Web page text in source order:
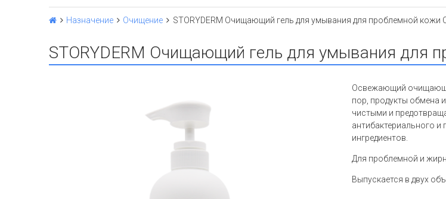
Назначение Очищение STORYDERM Очищающий гель для умывания для проблемной кожи
STORYDERM Очищающий гель для умывания для
Освежающий
пор, продукты обмена
чистыми и
антибактериального и
ингредиентов.
Для проблемной и
Выпускается в двух